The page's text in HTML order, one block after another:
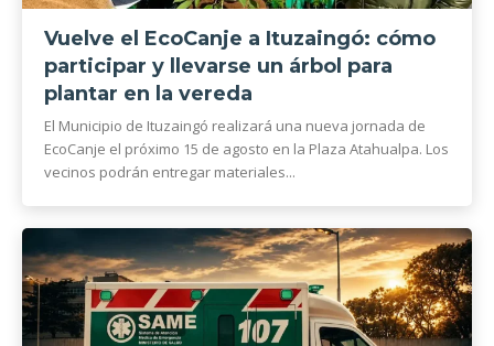
Vuelve el EcoCanje a Ituzaingó: cómo
participar y llevarse un árbol para
plantar en la vereda
El Municipio de Ituzaingó realizará una nueva jornada de
EcoCanje el próximo 15 de agosto en la Plaza Atahualpa. Los
vecinos podrán entregar materiales...